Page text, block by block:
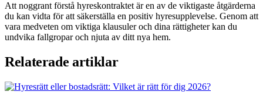
Att noggrant förstå hyreskontraktet är en av de viktigaste åtgärderna
du kan vidta för att säkerställa en positiv hyresupplevelse. Genom att
vara medveten om viktiga klausuler och dina rättigheter kan du
undvika fallgropar och njuta av ditt nya hem.
Relaterade artiklar